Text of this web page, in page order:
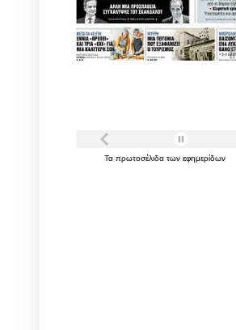
Τα πρωτοσέλιδα των εφημερίδων